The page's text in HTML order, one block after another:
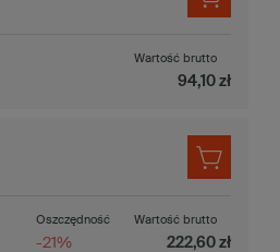
Wartość brutto
94,10 zł
Oszczędność
-21%
Wartość brutto
222,60 zł